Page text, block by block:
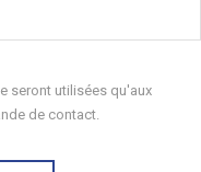
seront utilisées qu'aux
de contact.